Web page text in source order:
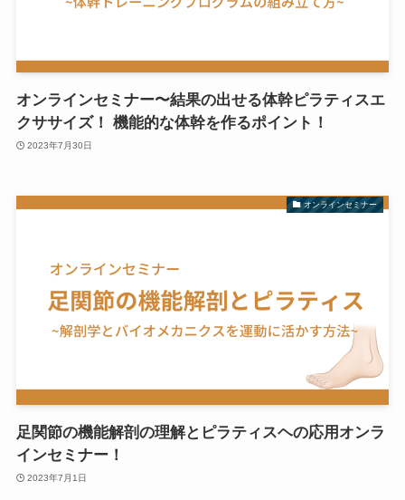
オンラインセミナー〜結果の出せる体幹ピラティスエ
クササイズ！ 機能的な体幹を作るポイント！
2023年7月30日
オンラインセミナー
足関節の機能解剖の理解とピラティスヘの応用オンラ
インセミナー！
2023年7月1日